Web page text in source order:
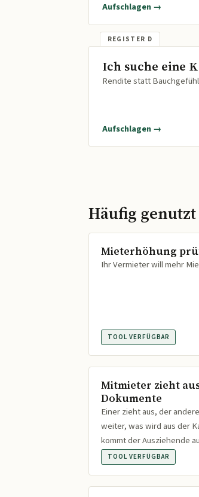
Aufschlagen →
Ich suche eine
Rendite statt
Aufschlagen →
Häufig genutzt
Mieterhöhung
Ihr Vermieter will mehr
TOOL VERFÜGBAR
Mitmieter zieht
Dokumente
Einer zieht aus, der
weiter, was wird aus der
kommt der Ausziehende
TOOL VERFÜGBAR